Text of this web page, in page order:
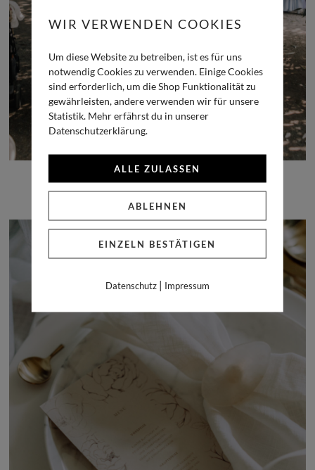
CARA & RENÉ
WIR VERWENDEN COOKIES
Um diese Website zu betreiben, ist es für uns
notwendig Cookies zu verwenden. Einige Cookies
sind erforderlich, um die Shop Funktionalität zu
gewährleisten, andere verwenden wir für unsere
Statistik. Mehr erfährst du in unserer
Datenschutzerklärung.
ALLE ZULASSEN
ABLEHNEN
EINZELN BESTÄTIGEN
Datenschutz| Impressum